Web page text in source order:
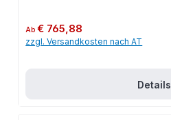
Regulärer Preis:
Ab€ 765,88
zzgl. Versandkosten nach AT
Details